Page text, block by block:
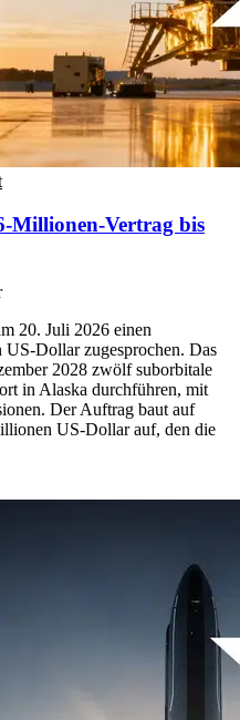
Millionen-Vertrag bis
20. Juli 2026 einen
Dollar zugesprochen. Das
2028 zwölf suborbitale
in Alaska durchführen, mit
Der Auftrag baut auf
US-Dollar auf, den die